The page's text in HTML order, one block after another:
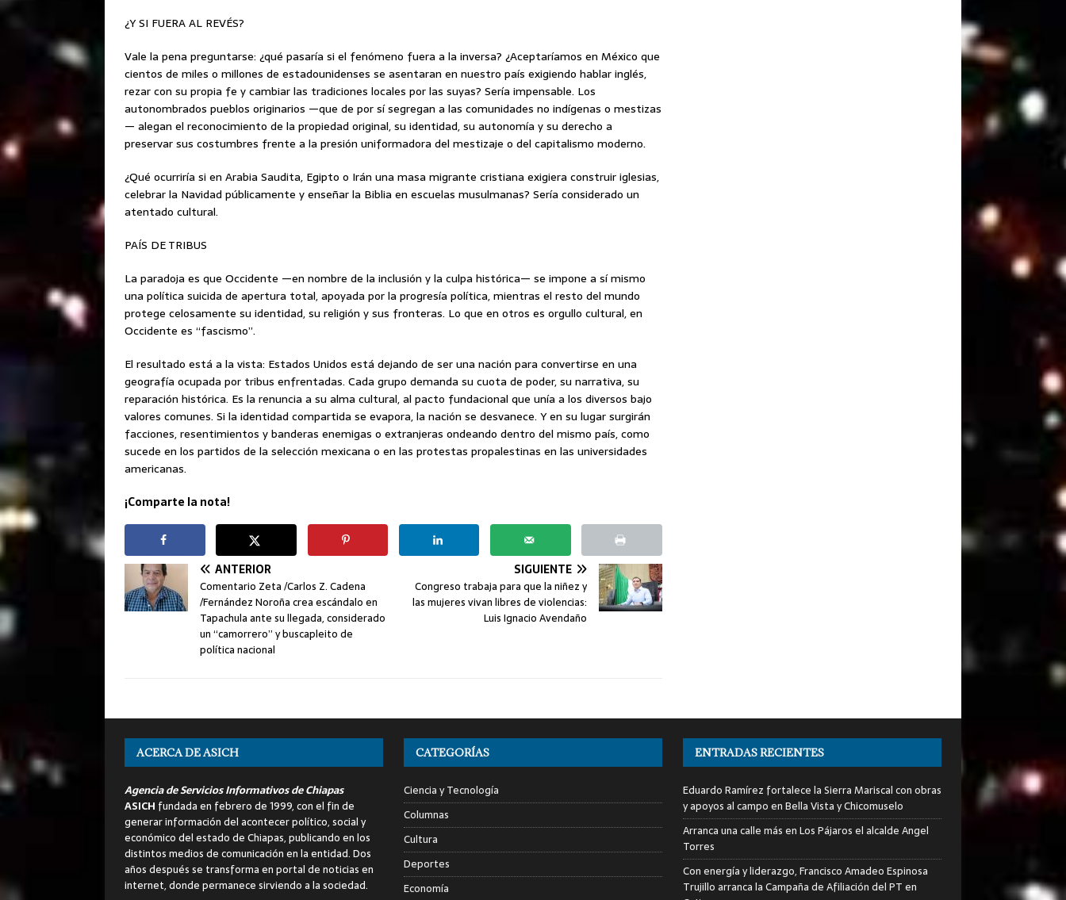
¿Y SI FUERA AL REVÉS?
Vale la pena preguntarse: ¿qué pasaría si el fenómeno fuera a la inversa? ¿Aceptaríamos en México que
cientos de miles o millones de estadounidenses se asentaran en nuestro país exigiendo hablar inglés,
rezar con su propia fe y cambiar las tradiciones locales por las suyas? Sería impensable. Los
autonombrados pueblos originarios —que de por sí segregan a las comunidades no indígenas o mestizas
— alegan el reconocimiento de la propiedad original, su identidad, su autonomía y su derecho a
preservar sus costumbres frente a la presión uniformadora del mestizaje o del capitalismo moderno.
¿Qué ocurriría si en Arabia Saudita, Egipto o Irán una masa migrante cristiana exigiera construir iglesias,
celebrar la Navidad públicamente y enseñar la Biblia en escuelas musulmanas? Sería considerado un
atentado cultural.
PAÍS DE TRIBUS
La paradoja es que Occidente —en nombre de la inclusión y la culpa histórica— se impone a sí mismo
una política suicida de apertura total, apoyada por la progresía política, mientras el resto del mundo
protege celosamente su identidad, su religión y sus fronteras. Lo que en otros es orgullo cultural, en
Occidente es “fascismo”.
El resultado está a la vista: Estados Unidos está dejando de ser una nación para convertirse en una
geografía ocupada por tribus enfrentadas. Cada grupo demanda su cuota de poder, su narrativa, su
reparación histórica. Es la renuncia a su alma cultural, al pacto fundacional que unía a los diversos bajo
valores comunes. Si la identidad compartida se evapora, la nación se desvanece. Y en su lugar surgirán
facciones, resentimientos y banderas enemigas o extranjeras ondeando dentro del mismo país, como
sucede en los partidos de la selección mexicana o en las protestas propalestinas en las universidades
americanas.
¡Comparte la nota!
ANTERIOR
Comentario Zeta /Carlos Z. Cadena
/Fernández Noroña crea escándalo en
Tapachula ante su llegada, considerado
un “camorrero” y buscapleito de
política nacional
SIGUIENTE
Congreso trabaja para que la niñez y
las mujeres vivan libres de violencias:
Luis Ignacio Avendaño
ACERCA DE ASICH
Agencia de Servicios Informativos de Chiapas
ASICH fundada en febrero de 1999, con el fin de
generar información del acontecer político, social y
económico del estado de Chiapas, publicando en los
distintos medios de comunicación en la entidad. Dos
años después se transforma en portal de noticias en
internet, donde permanece sirviendo a la sociedad.
CATEGORÍAS
Ciencia y Tecnología
Columnas
Cultura
Deportes
Economía
ENTRADAS RECIENTES
Eduardo Ramírez fortalece la Sierra Mariscal con obras
y apoyos al campo en Bella Vista y Chicomuselo
Arranca una calle más en Los Pájaros el alcalde Angel
Torres
Con energía y liderazgo, Francisco Amadeo Espinosa
Trujillo arranca la Campaña de Afiliación del PT en